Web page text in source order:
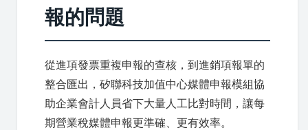
報的問題
從進項發票重複申報的查核，到進銷項報單的
整合匯出，矽聯科技加值中心媒體申報模組協
助企業會計人員省下大量人工比對時間，讓每
期營業稅媒體申報更準確、更有效率。